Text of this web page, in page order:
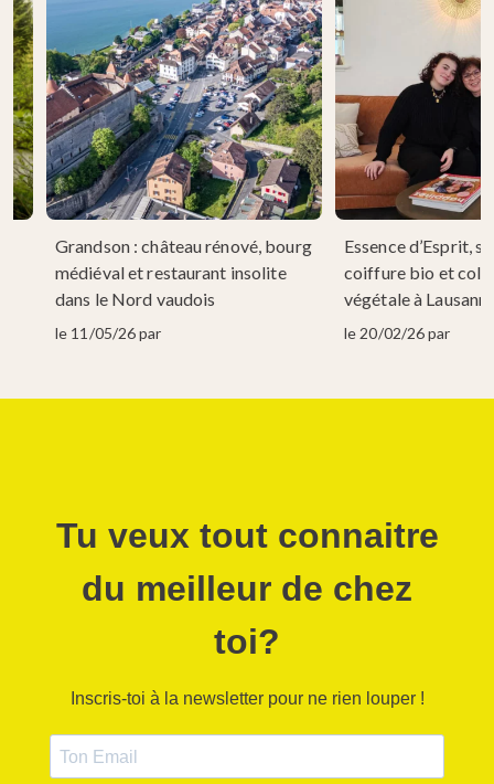
Grandson : château rénové, bourg
médiéval et restaurant insolite
dans le Nord vaudois
le 11/05/26 par
Essence d’Esprit,
coiffure bio et
végétale à
le 20/02/26 par